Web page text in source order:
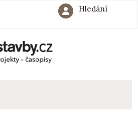
Hledání